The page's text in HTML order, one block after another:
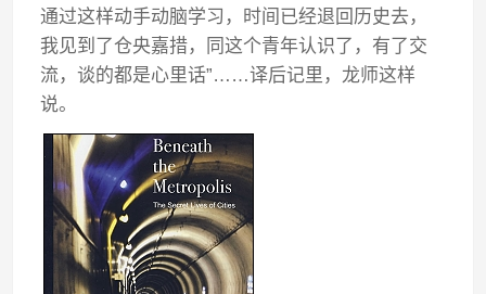
通过这样动手动脑学习，时间已经退回历史去，
我见到了仓央嘉措，同这个青年认识了，有了交
流，谈的都是心里话”……译后记里，龙师这样
说。